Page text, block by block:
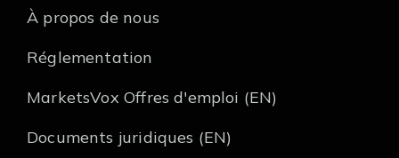
À propos de nous
Réglementation
MarketsVox Offres d'emploi (EN)
Documents juridiques (EN)